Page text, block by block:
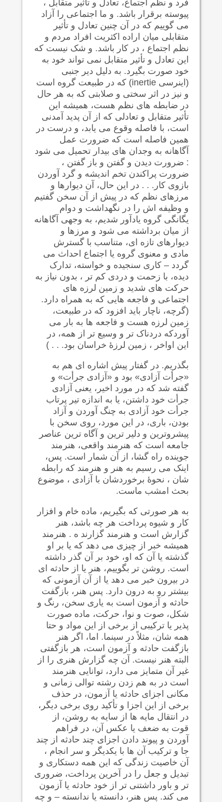
فرد و نظم اجتماع، تعادل و تأثیر متقابل ،
پیوسته برقرار باشد. و ما اجتماعی را آزاد
می گوییم که در آن چنین تعادل و تأثیر
متقابلی میان اراده اکثریت افراد مردم و
نظم اجتماع ، در کار باشد. و شک نیست که
این تعادل و تأثیر متقابل نمی تواند خود به
خود صورت بگیرد. به دلیل دیر جنبی
(اینرسیinertie) که در طبیعت گروه است
و نیز در اثر سختی و صلابتی که به هر حال
در ضابطه های نظم هست، همیشه این
تأثیر متقابل و تعادلی که از آن پدید آمدنی
است، با فاصله وقوع می یابد، و درست در
همین فاصله است که ضرورت عمل
آگاهانه به وجدان های بیدار تحمیل می شود
: ضرورت دیدن و گفتن و باز گفتن ،
ضرورت پراکندن تخم اندیشه و گرد آوردن
بازوی کار. . . در این حال، آن دیوارها و
مرزهای نظم که در پیش از آن سخن گفتیم
و وظیفه اش را در نگهداشت و دوام
یگانگی گروه یادآور شدیم، به وجهی آگاهانه
از میان برداشته می شود و مرزها و
دیوارهای تازه ای، متناسب با گسترش
مادی و معنوی گروه یا اجتماع احداث می
گردد – کاری سنجیده و خواسته، تدارک
دیده، با زحمت و دردی کم تر ، بدون نیاز به
حرکت های شدید و زمین لرزه های
اجتماعی و فاجعه هایی که به همراه دارد.
(گرچه، ناچار باید افزود که در طبیعت،
زمین لرزه هست و فاجعه ها به بار می
آوردکه دردناک تر و وسیع تر از همه، در
این اواخر ، زمین لرزۀ خراسان بود. . . )
بگذریم. در گفتار پیش اشاره ای هم به
«جرأت آزادی» بود و «آزادی جرأت» و
گفته شد که در مورد اخیر، یعنی آزادی
جرأت خود داشتن، یا به اندازه تیر پرتاب
جرأت خود آزادی به چنگ آوردن و آزاد
بودن، باری، در این مورد، روی سخن با
پیشروترین و دلیر ترین و آگاه ترین عناصر
جامعه است که هنرمند واقعی، هنرمند
جوینده راه گشا، از آن شمار است. پس،
اینک می رسیم به هنر و هنرمند که رابطه
شان ، نحوۀ برخوردشان با آزادی ، موضوع
بحث امشب ماست.
به هر صورتی که بگیریم، ماده خام و افزار
کار و شیوه پرداخت هر چه باشد، هنر
گزارش است و هنرمند گزارند ه . هنرمند
همیشه خبر از چیزی می دهد که یا بر او
گذشته یا آن که او، خود بر آن گذر داشته
است. روشن تر بگوییم، هنر یا از حادثه ای
در بیرون خبر می دهد یا از آن آزمونی که
بیشتر رو به درون دارد. پس هنر، بازگفت
حادثه و آزمون است به یاری سخن، رنگ و
شکل، صوت و نوا، حرکت، ماده صورت
پذیر یا ترکیبی از برخی از این مواد و حتا
همه شان، مثلاً در سینما. اما، اگر هنر
بازگفت حادثه و آزمون است، هر بازگفتی
البته هنر نیست. آن چه گزارش هنری را از
غیر آن متمایز می دارد، توانایی هنرمند
است در به هم زدن رشته توالی زمانی و
مکانی اجزای حادثه یا آزمون، در حذف
برخی از این اجزا و تأکید روی برخی دیگر،
در انتقال مایه ها از سایه به روشن، از
قوت به ضعف یا عکس آن، در فراهم
آوردن و پیوند دادن اجزای چند حادثه از چند
جا و ترکیب آن ها با یکدیگر و سر انجام ،
آن خاصیت زندگی که این همه دستکاری و
تبدیل و جعل را در آخرین پرداخت، ضروری
تر و باور داشتنی تر از خود حادثه یا آزمون
می کند. پس هنر، دانسته یا ندانسته – و چه